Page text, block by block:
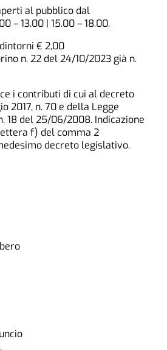
al pubblico dal
– 13.00 | 15.00 – 18.00.
€ 2,00
n. 22 del 24/10/2023 già n.
i contributi di cui al decreto
2017, n. 70 e della Legge
18 del 25/06/2008. Indicazione
f) del comma 2
decreto legislativo.